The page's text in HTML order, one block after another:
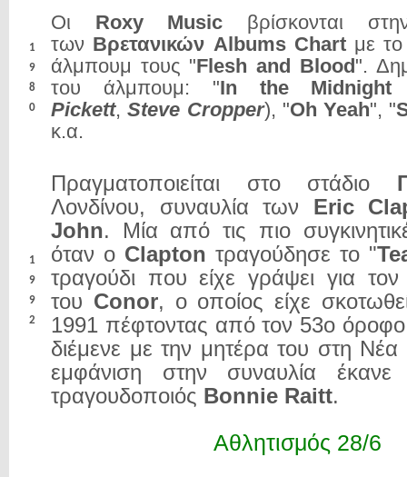
1
9
8
0
Οι Roxy Music βρίσκονται
των Βρετανικών Albums Chartμε το
άλμπουμ τους "Flesh and Blood".
του άλμπουμ: "In the Midnight
Pickett,Steve Cropper), "Oh Yeah", "
κ.α.
1
9
9
2
Πραγματοποιείται στο στάδιο
Λονδίνου, συναυλία των Eric
John. Μία από τις πιο
όταν ο Clapton τραγούδησε το "
τραγούδι που είχε γράψει για τον
του Conor, ο οποίος είχε
1991 πέφτοντας από τον 53ο όροφο
διέμενε με την μητέρα του στη
εμφάνιση στην συναυλία έκανε
τραγουδοποιός Bonnie Raitt.
Αθλητισμός 28/6